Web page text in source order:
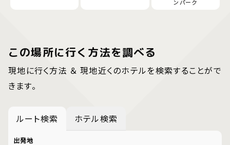
ンパーク
この場所に行く方法を調べる
現地に行く方法 ＆ 現地近くのホテルを検索することがで
きます。
ルート検索 ホテル検索
出発地